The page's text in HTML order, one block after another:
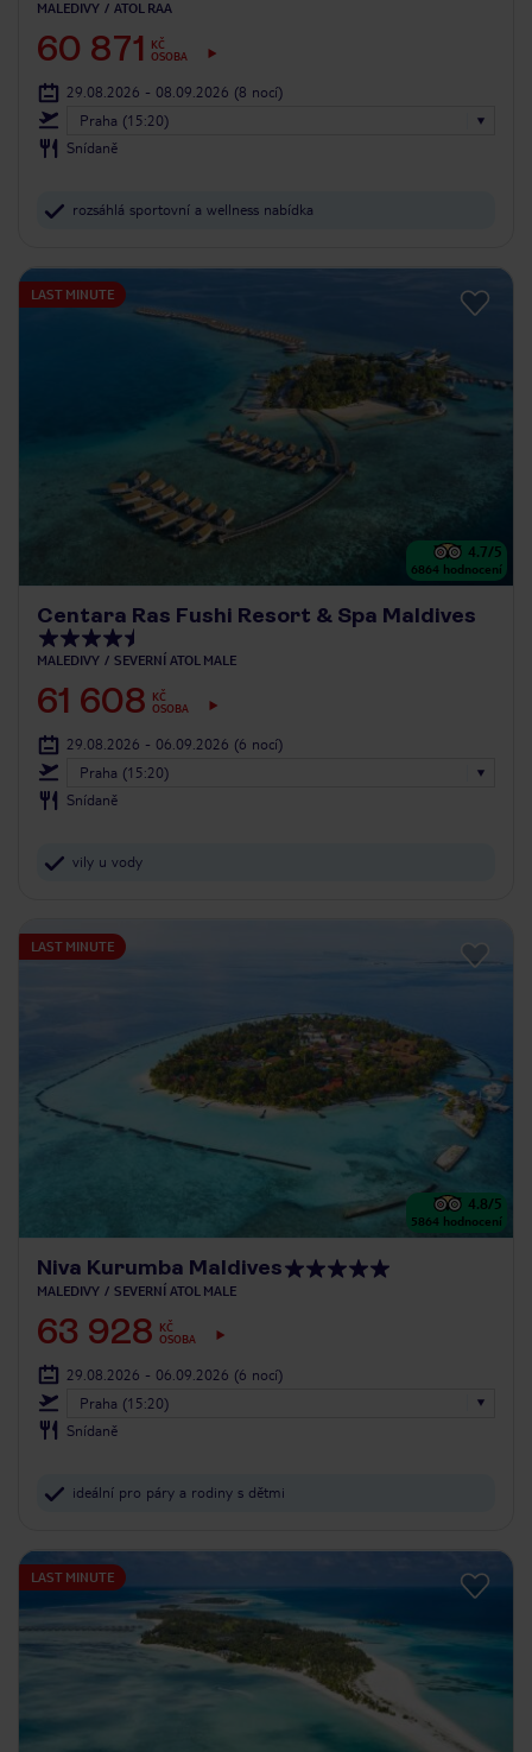
MALEDIVY ATOL RAA
60 871
KČ
OSOBA
29.08.2026 - 08.09.2026 (8 nocí)
Praha (15:20)
Snídaně
rozsáhlá sportovní a wellness nabídka
LAST MINUTE
4.7/5
6864 hodnocení
Centara Ras Fushi Resort & Spa Maldives
MALEDIVY SEVERNÍ ATOL MALE
61 608
KČ
OSOBA
29.08.2026 - 06.09.2026 (6 nocí)
Praha (15:20)
Snídaně
vily u vody
LAST MINUTE
4.8/5
5864 hodnocení
Niva Kurumba Maldives
MALEDIVY SEVERNÍ ATOL MALE
63 928
KČ
OSOBA
29.08.2026 - 06.09.2026 (6 nocí)
Praha (15:20)
Snídaně
ideální pro páry a rodiny s dětmi
LAST MINUTE